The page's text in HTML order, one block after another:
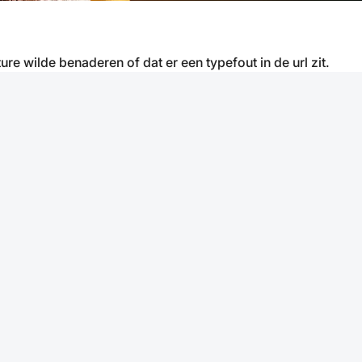
wilde benaderen of dat er een typefout in de url zit.